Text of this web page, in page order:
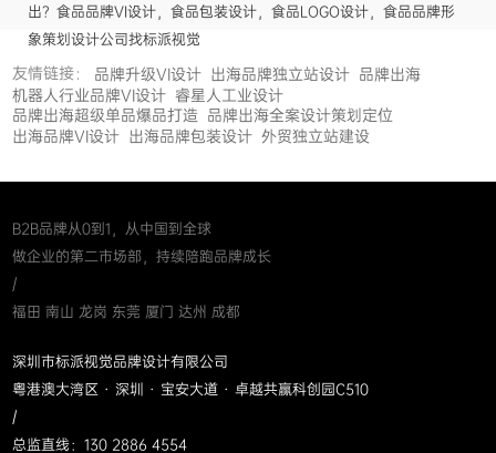
出？食品品牌VI设计，食品包装设计，食品LOGO设计，食品品牌形
象策划设计公司找标派视觉
友情链接： 品牌升级VI设计 出海品牌独立站设计 品牌出海
机器人行业品牌VI设计 睿星人工业设计
品牌出海超级单品爆品打造 品牌出海全案设计策划定位
出海品牌VI设计 出海品牌包装设计 外贸独立站建设
B2B品牌从0到1，从中国到全球
做企业的第二市场部，持续陪跑品牌成长
/
福田 南山 龙岗 东莞 厦门 达州 成都
深圳市标派视觉品牌设计有限公司
粤港澳大湾区 · 深圳 · 宝安大道 · 卓越共赢科创园C510
/
总监直线：130 2886 4554